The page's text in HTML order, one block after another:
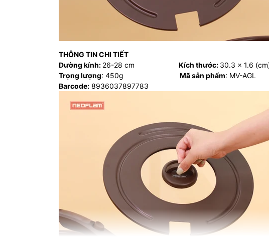
THÔNG TIN CHI TIẾT
Đường kính: 26-28 cm Kích thước: 30.3 x 1.6
Trọng lượng: 450g Mã sản phẩm: MV-AGL
Barcode: 8936037897783